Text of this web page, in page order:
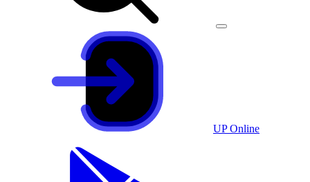
UP Online